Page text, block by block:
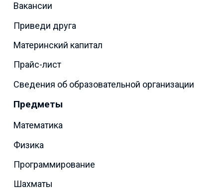
Вакансии
Приведи друга
Материнский капитал
Прайс-лист
Сведения об образовательной организации
Предметы
Математика
Физика
Программирование
Шахматы